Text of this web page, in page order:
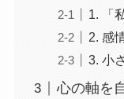
1. 「
2. 感
3. 小
心の軸を